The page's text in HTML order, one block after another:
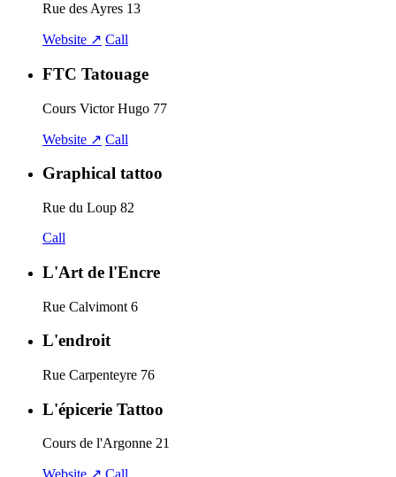
Rue des Ayres 13
Website ↗ Call
FTC Tatouage
Cours Victor Hugo 77
Website ↗ Call
Graphical tattoo
Rue du Loup 82
Call
L'Art de l'Encre
Rue Calvimont 6
L'endroit
Rue Carpenteyre 76
L'épicerie Tattoo
Cours de l'Argonne 21